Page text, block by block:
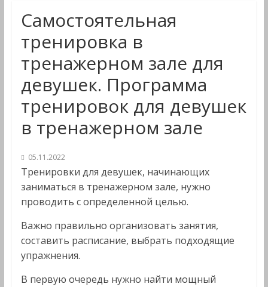
Самостоятельная
тренировка в
тренажерном зале для
девушек. Программа
тренировок для девушек
в тренажерном зале
05.11.2022
Тренировки для девушек, начинающих
заниматься в тренажерном зале, нужно
проводить с определенной целью.
Важно правильно организовать занятия,
составить расписание, выбрать подходящие
упражнения.
В первую очередь нужно найти мощный